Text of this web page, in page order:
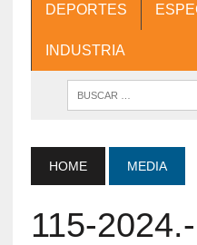
DEPORTES
INDUSTRIA
HOME MEDIA
115-